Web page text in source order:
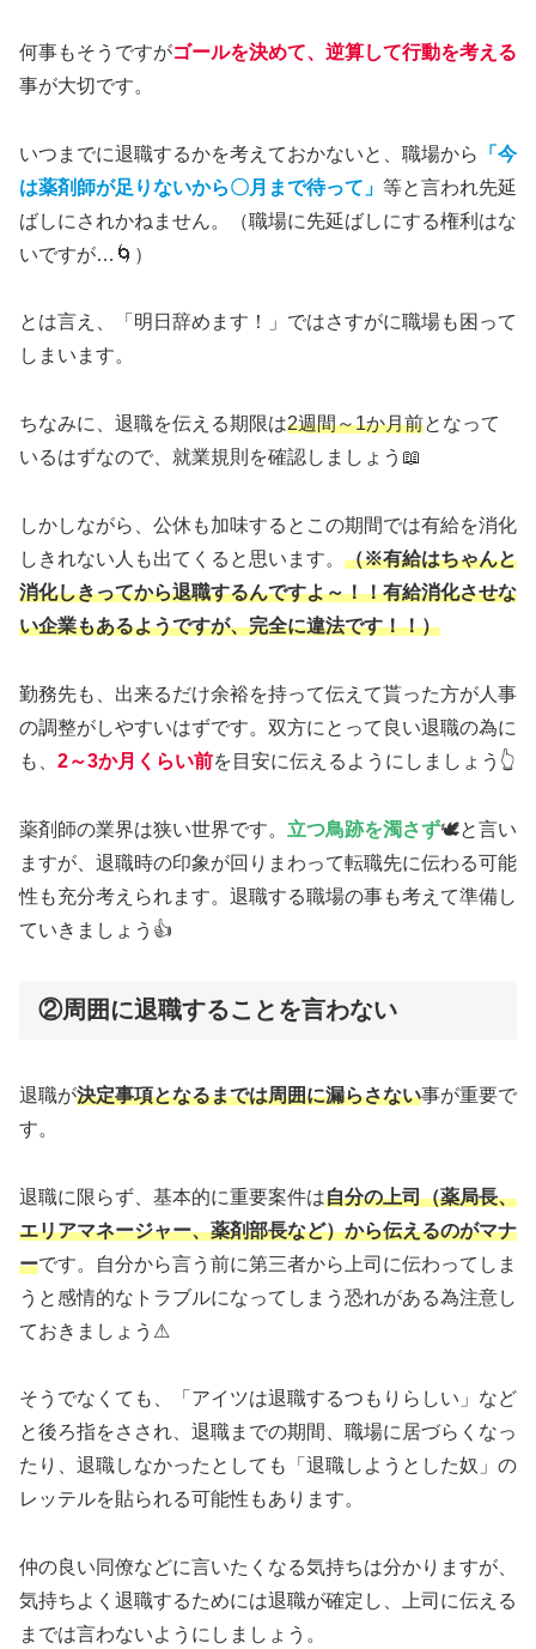
何事もそうですがゴールを決めて、逆算して行動を考える
事が大切です。
いつまでに退職するかを考えておかないと、職場から
「今
は薬剤師が足りないから〇月まで待って」 等と言われ先延
ばしにされかねません。（職場に先延ばしにする権利はな
いですが…🌀）
とは言え、「明日辞めます！」ではさすがに職場も困って
しまいます。
ちなみに、退職を伝える期限は2週間～1か月前となって
いるはずなので、就業規則を確認しましょう📖
しかしながら、公休も加味するとこの期間では有給を消化
しきれない人も出てくると思います。 （※有給はちゃんと
消化しきってから退職するんですよ～！！有給消化させな
い企業もあるようですが、完全に違法です！！）
勤務先も、出来るだけ余裕を持って伝えて貰った方が人事
の調整がしやすいはずです。双方にとって良い退職の為に
も、 2～3か月くらい前を目安に伝えるようにしましょう👆
薬剤師の業界は狭い世界です。 立つ鳥跡を濁さず🕊️と言い
ますが、退職時の印象が回りまわって転職先に伝わる可能
性も充分考えられます。退職する職場の事も考えて準備し
ていきましょう👍
②周囲に退職することを言わない
退職が決定事項となるまでは周囲に漏らさない事が重要で
す。
退職に限らず、基本的に重要案件は自分の上司（薬局長、
エリアマネージャー、薬剤部長など）から伝えるのがマナ
ーです。自分から言う前に第三者から上司に伝わってしま
うと感情的なトラブルになってしまう恐れがある為注意し
ておきましょう⚠
そうでなくても、「アイツは退職するつもりらしい」など
と後ろ指をさされ、退職までの期間、職場に居づらくなっ
たり、退職しなかったとしても「退職しようとした奴」の
レッテルを貼られる可能性もあります。
仲の良い同僚などに言いたくなる気持ちは分かりますが、
気持ちよく退職するためには退職が確定し、上司に伝える
までは言わないようにしましょう。